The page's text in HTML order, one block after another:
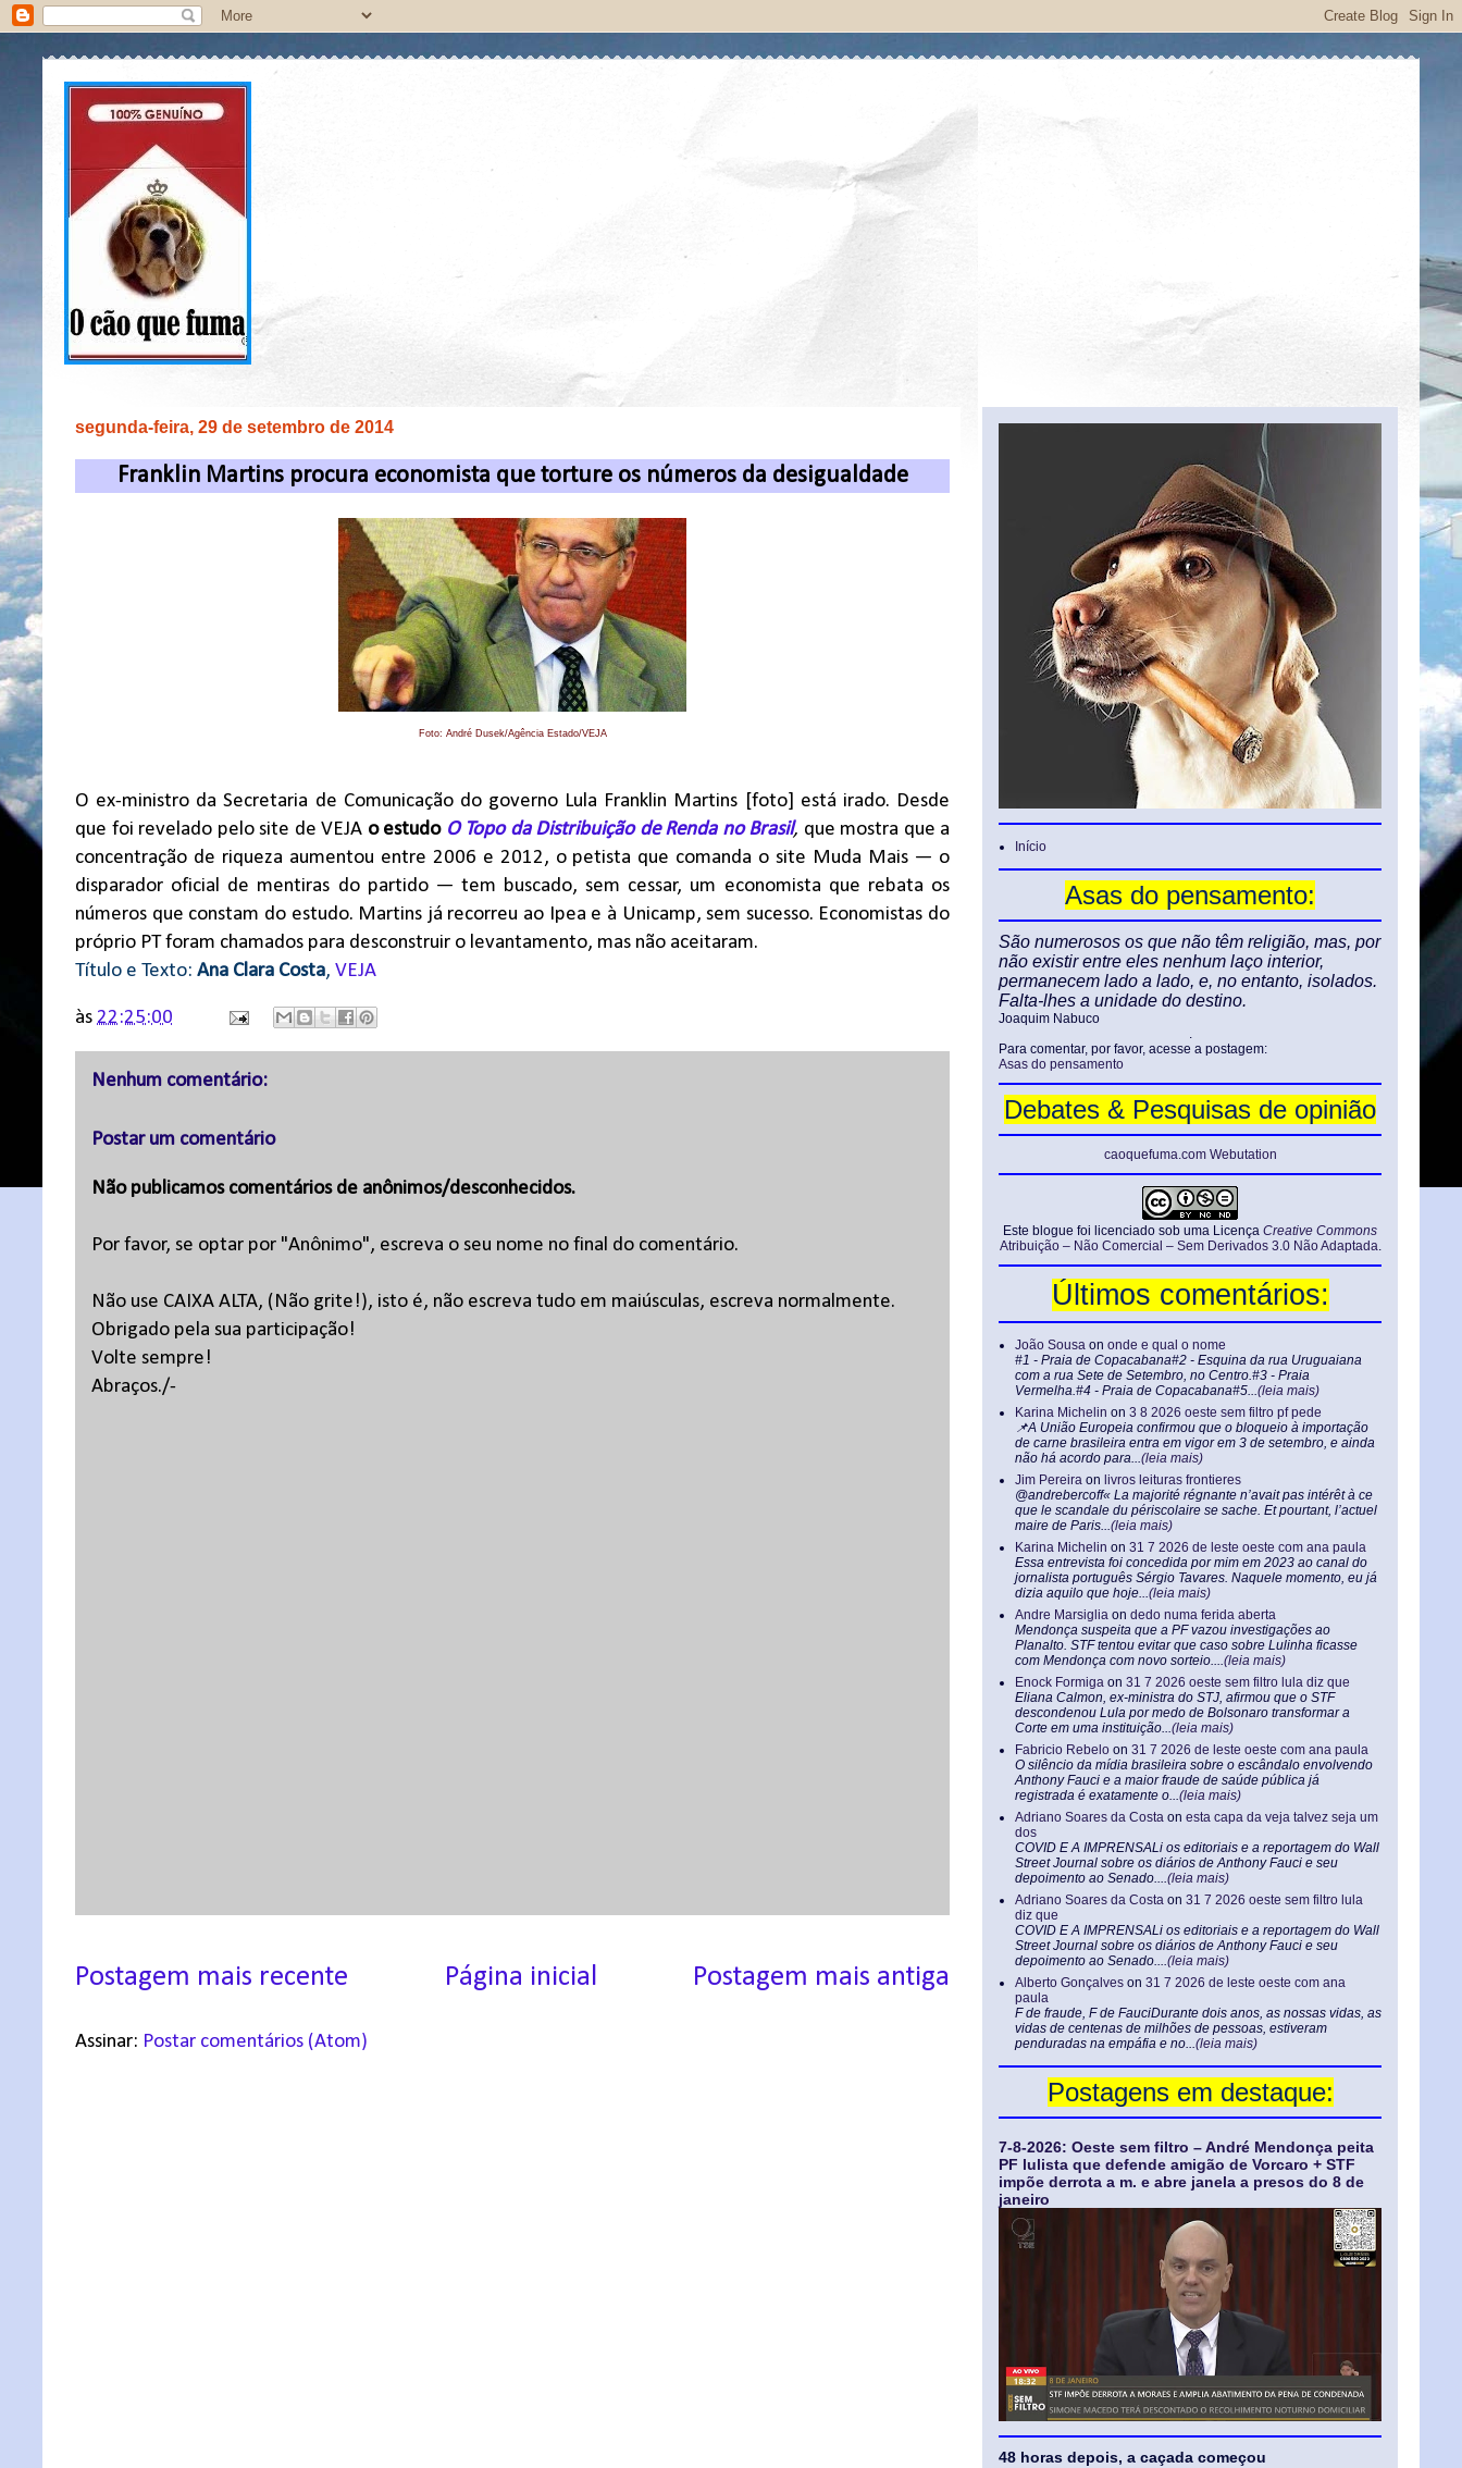
segunda-feira, 29 de setembro de 2014
Franklin Martins procura economista que torture os números da desigualdade
Foto: André Dusek/Agência Estado/VEJA
O ex-ministro da Secretaria de Comunicação do governo Lula Franklin Martins [foto] está irado. Desde
que foi revelado pelo site de VEJA o estudo O Topo da Distribuição de Renda no Brasil, que mostra que a
concentração de riqueza aumentou entre 2006 e 2012, o petista que comanda o site Muda Mais — o
disparador oficial de mentiras do partido — tem buscado, sem cessar, um economista que rebata os
números que constam do estudo. Martins já recorreu ao Ipea e à Unicamp, sem sucesso. Economistas do
próprio PT foram chamados para desconstruir o levantamento, mas não aceitaram.
Título e Texto: Ana Clara Costa, VEJA
às 22:25:00
Nenhum comentário:
Postar um comentário
Não publicamos comentários de anônimos/desconhecidos.
Por favor, se optar por "Anônimo", escreva o seu nome no final do comentário.
Não use CAIXA ALTA, (Não grite!), isto é, não escreva tudo em maiúsculas, escreva normalmente.
Obrigado pela sua participação!
Volte sempre!
Abraços./-
Postagem mais recente Postagem mais antiga
Página inicial
Assinar: Postar comentários (Atom)
Início
Asas do pensamento:
São numerosos os que não têm religião, mas, por
não existir entre eles nenhum laço interior,
permanecem lado a lado, e, no entanto, isolados.
Falta-lhes a unidade do destino.
Joaquim Nabuco
.
Para comentar, por favor, acesse a postagem:
Asas do pensamento
Debates & Pesquisas de opinião
caoquefuma.com Webutation
Este blogue foi licenciado sob uma Licença Creative Commons
Atribuição – Não Comercial – Sem Derivados 3.0 Não Adaptada.
Últimos comentários:
João Sousa on onde e qual o nome
#1 - Praia de Copacabana#2 - Esquina da rua Uruguaiana
com a rua Sete de Setembro, no Centro.#3 - Praia
Vermelha.#4 - Praia de Copacabana#5...(leia mais)
Karina Michelin on 3 8 2026 oeste sem filtro pf pede
📌A União Europeia confirmou que o bloqueio à importação
de carne brasileira entra em vigor em 3 de setembro, e ainda
não há acordo para...(leia mais)
Jim Pereira on livros leituras frontieres
@andrebercoff« La majorité régnante n’avait pas intérêt à ce
que le scandale du périscolaire se sache. Et pourtant, l’actuel
maire de Paris...(leia mais)
Karina Michelin on 31 7 2026 de leste oeste com ana paula
Essa entrevista foi concedida por mim em 2023 ao canal do
jornalista português Sérgio Tavares. Naquele momento, eu já
dizia aquilo que hoje...(leia mais)
Andre Marsiglia on dedo numa ferida aberta
Mendonça suspeita que a PF vazou investigações ao
Planalto. STF tentou evitar que caso sobre Lulinha ficasse
com Mendonça com novo sorteio....(leia mais)
Enock Formiga on 31 7 2026 oeste sem filtro lula diz que
Eliana Calmon, ex-ministra do STJ, afirmou que o STF
descondenou Lula por medo de Bolsonaro transformar a
Corte em uma instituição...(leia mais)
Fabricio Rebelo on 31 7 2026 de leste oeste com ana paula
O silêncio da mídia brasileira sobre o escândalo envolvendo
Anthony Fauci e a maior fraude de saúde pública já
registrada é exatamente o...(leia mais)
Adriano Soares da Costa on esta capa da veja talvez seja um
dos
COVID E A IMPRENSALi os editoriais e a reportagem do Wall
Street Journal sobre os diários de Anthony Fauci e seu
depoimento ao Senado....(leia mais)
Adriano Soares da Costa on 31 7 2026 oeste sem filtro lula
diz que
COVID E A IMPRENSALi os editoriais e a reportagem do Wall
Street Journal sobre os diários de Anthony Fauci e seu
depoimento ao Senado....(leia mais)
Alberto Gonçalves on 31 7 2026 de leste oeste com ana
paula
F de fraude, F de FauciDurante dois anos, as nossas vidas, as
vidas de centenas de milhões de pessoas, estiveram
penduradas na empáfia e no...(leia mais)
Postagens em destaque:
7-8-2026: Oeste sem filtro – André Mendonça peita
PF lulista que defende amigão de Vorcaro + STF
impõe derrota a m. e abre janela a presos do 8 de
janeiro
48 horas depois, a caçada começou